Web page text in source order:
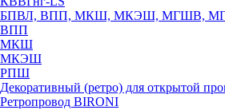
БПВЛ, ВПП, МКШ, МКЭШ, МГШВ,
ВПП
МКШ
МКЭШ
РПШ
Декоративный (ретро) для открытой
Ретропровод BIRONI